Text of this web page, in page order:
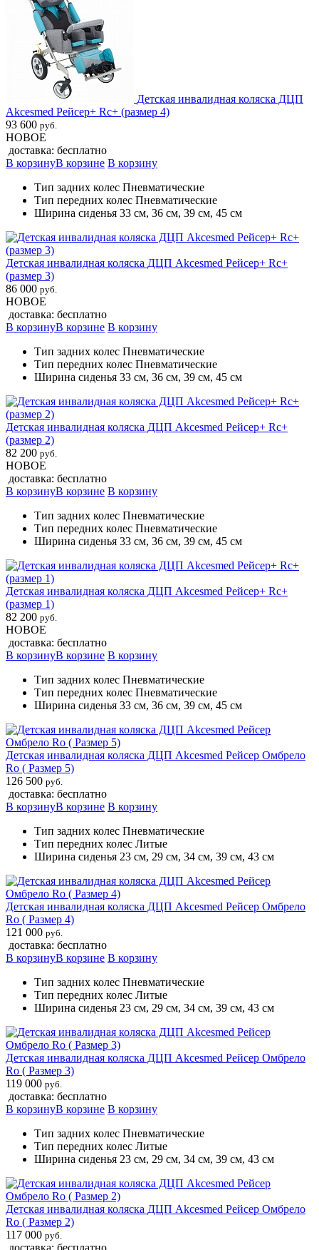
Детская инвалидная коляска ДЦП
Akcesmed Рейсер+ Rc+ (размер 4)
93 600 руб.
НОВОЕ
доставка: бесплатно
В корзинуВ корзине В корзину
Тип задних колес Пневматические
Тип передних колес Пневматические
Ширина сиденья 33 см, 36 см, 39 см, 45 см
Детская инвалидная коляска ДЦП Akcesmed Рейсер+ Rc+
(размер 3)
86 000 руб.
НОВОЕ
доставка: бесплатно
В корзинуВ корзине В корзину
Тип задних колес Пневматические
Тип передних колес Пневматические
Ширина сиденья 33 см, 36 см, 39 см, 45 см
Детская инвалидная коляска ДЦП Akcesmed Рейсер+ Rc+
(размер 2)
82 200 руб.
НОВОЕ
доставка: бесплатно
В корзинуВ корзине В корзину
Тип задних колес Пневматические
Тип передних колес Пневматические
Ширина сиденья 33 см, 36 см, 39 см, 45 см
Детская инвалидная коляска ДЦП Akcesmed Рейсер+ Rc+
(размер 1)
82 200 руб.
НОВОЕ
доставка: бесплатно
В корзинуВ корзине В корзину
Тип задних колес Пневматические
Тип передних колес Пневматические
Ширина сиденья 33 см, 36 см, 39 см, 45 см
Детская инвалидная коляска ДЦП Akcesmed Рейсер Омбрело
Ro ( Размер 5)
126 500 руб.
доставка: бесплатно
В корзинуВ корзине В корзину
Тип задних колес Пневматические
Тип передних колес Литые
Ширина сиденья 23 см, 29 см, 34 см, 39 см, 43 см
Детская инвалидная коляска ДЦП Akcesmed Рейсер Омбрело
Ro ( Размер 4)
121 000 руб.
доставка: бесплатно
В корзинуВ корзине В корзину
Тип задних колес Пневматические
Тип передних колес Литые
Ширина сиденья 23 см, 29 см, 34 см, 39 см, 43 см
Детская инвалидная коляска ДЦП Akcesmed Рейсер Омбрело
Ro ( Размер 3)
119 000 руб.
доставка: бесплатно
В корзинуВ корзине В корзину
Тип задних колес Пневматические
Тип передних колес Литые
Ширина сиденья 23 см, 29 см, 34 см, 39 см, 43 см
Детская инвалидная коляска ДЦП Akcesmed Рейсер Омбрело
Ro ( Размер 2)
117 000 руб.
доставка: бесплатно